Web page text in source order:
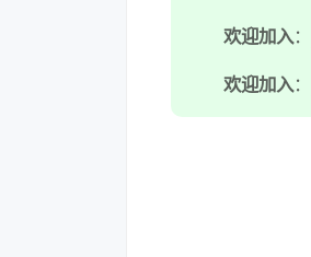
欢迎加入 ：
欢迎加入 ：